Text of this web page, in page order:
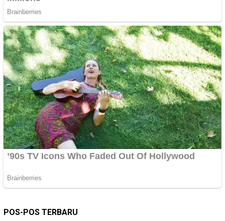
POS-POS TERBARU